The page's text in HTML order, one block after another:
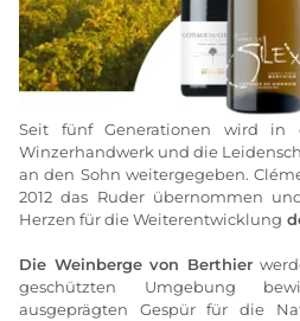
Seit fünf Generationen wird in
Winzerhandwerk und die
an den Sohn weitergegeben.
2012 das Ruder übernommen
Herzen für die Weiterentwicklung
Die Weinberge von Berthier
geschützten Umgebung
ausgeprägten Gespür für die